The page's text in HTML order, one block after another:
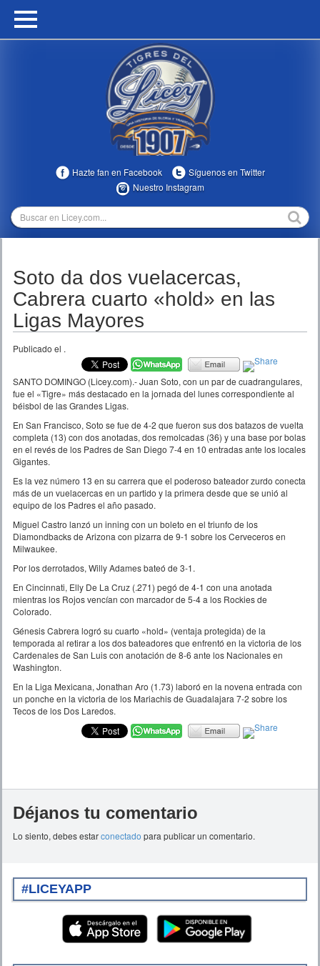
HOME
MULTIMEDIA
TEMPORADAS
Hazte fan en Facebook
Síguenos en Twitter
Nuestro Instagram
Soto da dos vuelacercas,
Cabrera cuarto «hold» en las
Ligas Mayores
Publicado el .
SANTO DOMINGO (Licey.com).- Juan Soto, con un par de cuadrangulares,
fue el «Tigre» más destacado en la jornada del lunes correspondiente al
béisbol de las Grandes Ligas.
En San Francisco, Soto se fue de 4-2 que fueron sus dos batazos de vuelta
completa (13) con dos anotadas, dos remolcadas (36) y una base por bolas
en el revés de los Padres de San Diego 7-4 en 10 entradas ante los locales
Gigantes.
Es la vez número 13 en su carrera que el poderoso bateador zurdo conecta
más de un vuelacercas en un partido y la primera desde que se unió al
equipo de los Padres el año pasado.
Miguel Castro lanzó un inning con un boleto en el triunfo de los
Diamondbacks de Arizona con pizarra de 9-1 sobre los Cerveceros en
Milwaukee.
Por los derrotados, Willy Adames bateó de 3-1.
En Cincinnati, Elly De La Cruz (.271) pegó de 4-1 con una anotada
mientras los Rojos vencían con marcador de 5-4 a los Rockies de
Colorado.
Génesis Cabrera logró su cuarto «hold» (ventaja protegida) de la
temporada al retirar a los dos bateadores que enfrentó en la victoria de los
Cardenales de San Luis con anotación de 8-6 ante los Nacionales en
Washington.
En la Liga Mexicana, Jonathan Aro (1.73) laboró en la novena entrada con
un ponche en la victoria de los Mariachis de Guadalajara 7-2 sobre los
Tecos de los Dos Laredos.
Déjanos tu comentario
Lo siento, debes estarconectado para publicar un comentario.
#LICEYAPP